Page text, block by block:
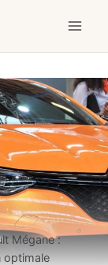
Mégane :
optimale